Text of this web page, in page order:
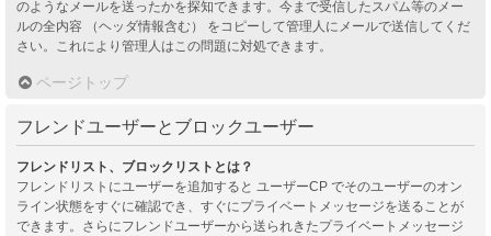
のようなメールを送ったかを探知できます。今まで受信したスパム等のメー
ルの全内容 （ヘッダ情報含む） をコピーして管理人にメールで送信してくだ
さい。これにより管理人はこの問題に対処できます。
ページトップ
フレンドユーザーとブロックユーザー
フレンドリスト、ブロックリストとは？
フレンドリストにユーザーを追加すると ユーザーCP でそのユーザーのオン
ライン状態をすぐに確認でき、すぐにプライベートメッセージを送ることが
できます。さらにフレンドユーザーから送られきたプライベートメッセージ